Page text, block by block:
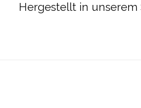
Hergestellt in